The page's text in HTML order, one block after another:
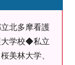
東中に通学中
ベル）をお
北多摩看護
大学校◆私立
美林大学、